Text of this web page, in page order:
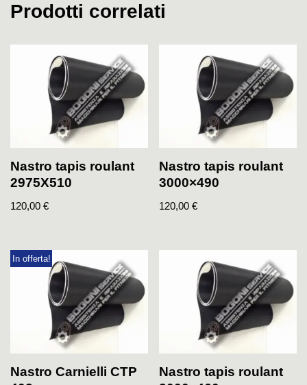
Prodotti correlati
Nastro tapis roulant
2975X510
120,00 €
Nastro tapis roulant
3000×490
120,00€
In offerta!
Nastro Carnielli CTP
Nastro tapis roulant